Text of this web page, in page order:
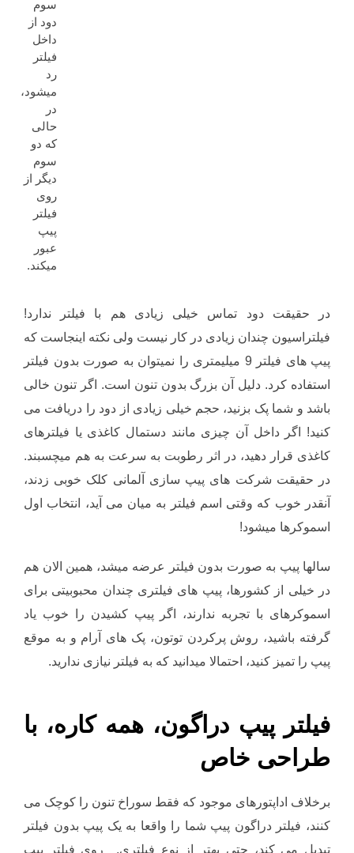
سوم
دود از
داخل
فیلتر
رد
میشود،
در
حالی
که دو
سوم
دیگر از
روی
فیلتر
پیپ
عبور
میکند.
در حقیقت دود تماس خیلی زیادی هم با فیلتر ندارد!
فیلتراسیون چندان زیادی در کار نیست ولی نکته اینجاست که
پیپ های فیلتر 9 میلیمتری را نمیتوان به صورت بدون فیلتر
استفاده کرد. دلیل آن بزرگ بدون تنون است. اگر تنون خالی
باشد و شما پک بزنید، حجم خیلی زیادی از دود را دریافت می
کنید! اگر داخل آن چیزی مانند دستمال کاغذی یا فیلترهای
کاغذی قرار دهید، در اثر رطوبت به سرعت به هم میچسبند.
در حقیقت شرکت های پیپ سازی آلمانی کلک خوبی زدند،
آنقدر خوب که وقتی اسم فیلتر به میان می آید، انتخاب اول
اسموکرها میشود!
سالها پیپ به صورت بدون فیلتر عرضه میشد، همین الان هم
در خیلی از کشورها، پیپ های فیلتری چندان محبوبیتی برای
اسموکرهای با تجربه ندارند، اگر پیپ کشیدن را خوب یاد
گرفته باشید، روش پرکردن توتون، پک های آرام و به موقع
پیپ را تمیز کنید، احتمالا میدانید که به فیلتر نیازی ندارید.
فیلتر پیپ دراگون، همه کاره، با
طراحی خاص
برخلاف اداپتورهای موجود که فقط سوراخ تنون را کوچک می
کنند، فیلتر دراگون پیپ شما را واقعا به یک پیپ بدون فیلتر
تبدیل می کند، حتی بهتر از نوع فیلتری. روی فیلتر پیپ